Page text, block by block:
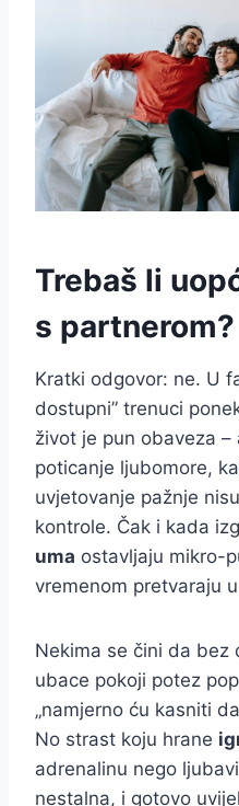
Trebaš li
s partnerom?
Kratki odgovor: ne. U
dostupni” trenuci
život je pun obaveza
poticanje ljubomore,
uvjetovanje pažnje
kontrole. Čak i kada
uma ostavljaju mikro-
vremenom pretvaraju
Nekima se čini da bez
ubace pokoji potez
„namjerno ću kasniti
No strast koju hrane
adrenalinu nego
nestalna, i gotovo